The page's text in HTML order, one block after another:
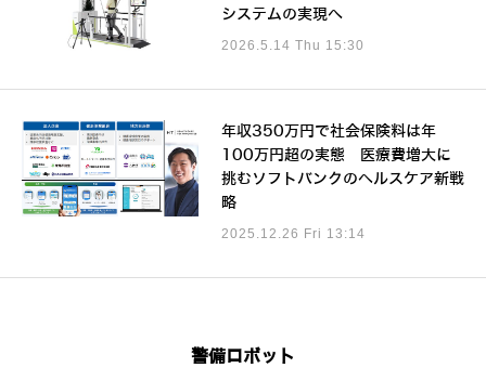
システムの実現へ
2026.5.14 Thu 15:30
年収350万円で社会保険料は年
100万円超の実態 医療費増大に
挑むソフトバンクのヘルスケア新戦
略
2025.12.26 Fri 13:14
警備ロボット